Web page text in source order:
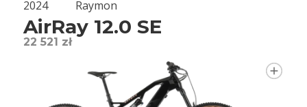
2024 Raymon
AirRay 12.0 SE
22 521 zł